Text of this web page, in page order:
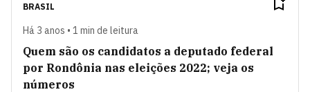
BRASIL
Há 3 anos • 1 min de leitura
Quem são os candidatos a deputado federal
por Rondônia nas eleições 2022; veja os
números